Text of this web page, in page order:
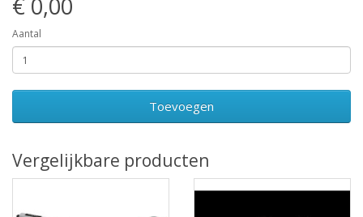
€ 0,00
Aantal
Toevoegen
Vergelijkbare producten